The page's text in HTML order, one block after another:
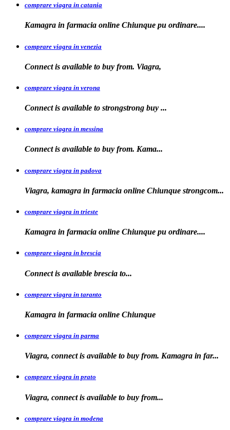
comprare viagra in catania
Kamagra in farmacia online Chiunque pu ordinare....
comprare viagra in venezia
Connect is available to buy from. Viagra,
comprare viagra in verona
Connect is available to strongstrong buy ...
comprare viagra in messina
Connect is available to buy from. Kama...
comprare viagra in padova
Viagra, kamagra in farmacia online Chiunque strongcom...
comprare viagra in trieste
Kamagra in farmacia online Chiunque pu ordinare....
comprare viagra in brescia
Connect is available brescia to...
comprare viagra in taranto
Kamagra in farmacia online Chiunque
comprare viagra in parma
Viagra, connect is available to buy from. Kamagra in far...
comprare viagra in prato
Viagra, connect is available to buy from...
comprare viagra in modena